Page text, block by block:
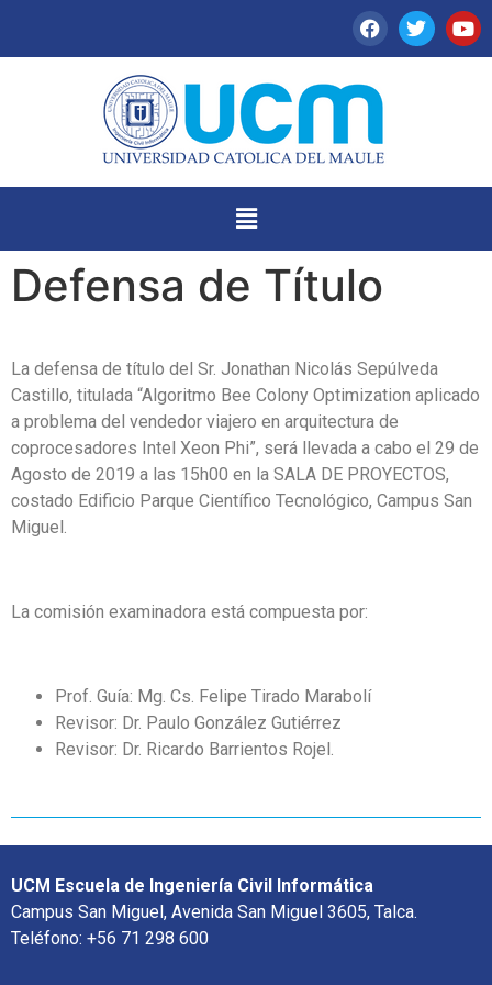
Defensa de Título
La defensa de título del Sr. Jonathan Nicolás Sepúlveda
Castillo, titulada “Algoritmo Bee Colony Optimization aplicado
a problema del vendedor viajero en arquitectura de
coprocesadores Intel Xeon Phi”, será llevada a cabo el 29 de
Agosto de 2019 a las 15h00 en la SALA DE PROYECTOS,
costado Edificio Parque Científico Tecnológico, Campus San
Miguel.
La comisión examinadora está compuesta por:
Prof. Guía: Mg. Cs. Felipe Tirado Marabolí
Revisor: Dr. Paulo González Gutiérrez
Revisor: Dr. Ricardo Barrientos Rojel.
UCM Escuela de Ingeniería Civil Informática
Campus San Miguel, Avenida San Miguel 3605, Talca.
Teléfono: +56 71 298 600